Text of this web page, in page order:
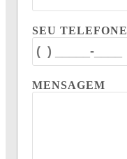
SEU TELEFONE
MENSAGEM